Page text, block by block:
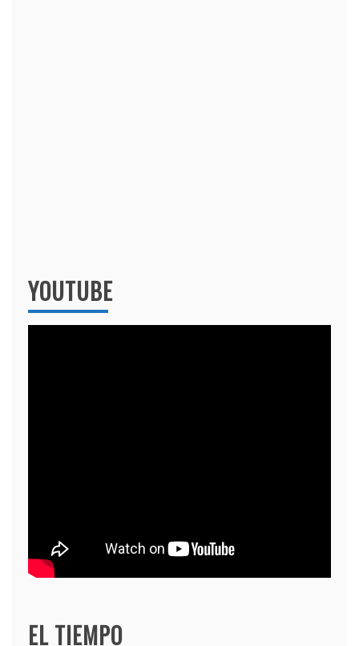
YOUTUBE
EL TIEMPO